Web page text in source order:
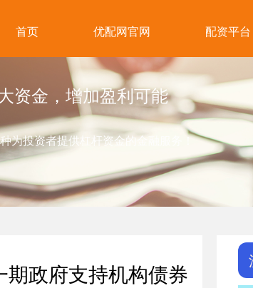
首页 优配网官网 配资平台
资金，增加盈利可能
为投资者提供杠杆资金的金融服务！
政府支持机构债券